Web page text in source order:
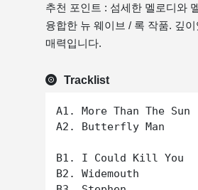
추천 포인트 : 섬세한 멜로디와
융합한 뉴 웨이브 / 록 작품. 깊
매력입니다.
Tracklist
A1. More Than The Sun
A2. Butterfly Man
B1. I Could Kill You
B2. Widemouth